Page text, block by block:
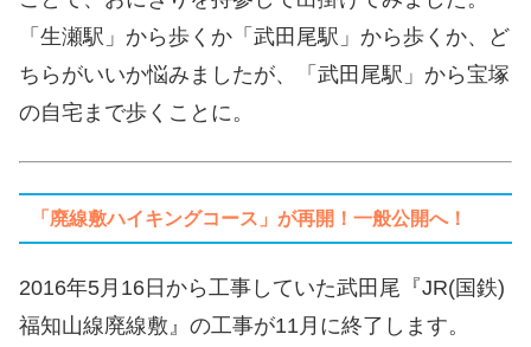
「生瀬駅」から歩くか「武田尾駅」から歩くか、ど
ちらがいいか悩みましたが、「武田尾駅」から宝塚
の自宅まで歩くことに。
「廃線敷ハイキングコース」が再開！一般公開へ！
2016年5月16日から工事していた武田尾『JR(国鉄)
福知山線廃線敷』の工事が11月に終了します。